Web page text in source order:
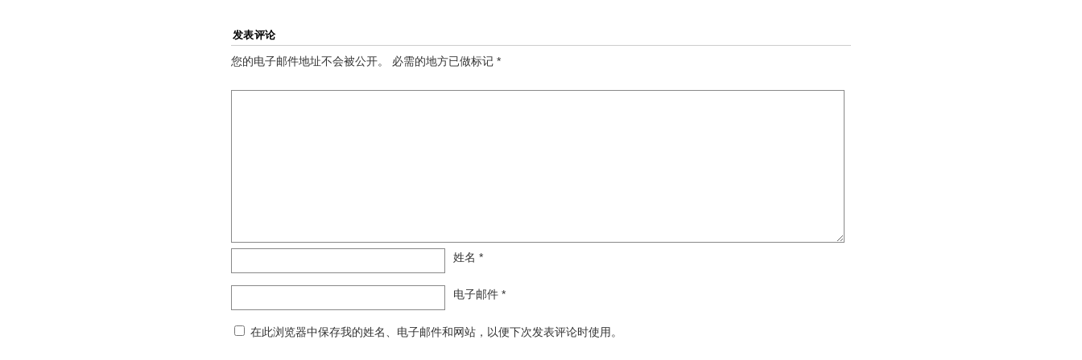
发表评论
您的电子邮件地址不会被公开。 必需的地方已做标记 *
姓名 *
电子邮件 *
在此浏览器中保存我的姓名、电子邮件和网站，以便下次发表评论时使用。